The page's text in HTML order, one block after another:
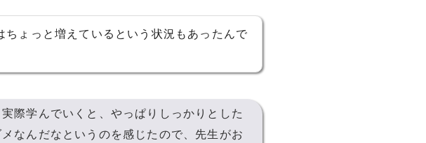
ょっと増えているという状況もあったんで
際学んでいくと、やっぱりしっかりとした
なんだなというのを感じたので、先生がお